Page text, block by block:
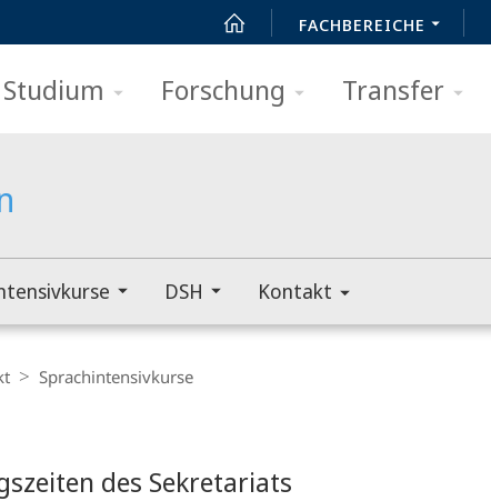
FACHBEREICHE
Studium Forschung Transfer
DSH Kontakt
Sprachintensivkurse
des Sekretariats